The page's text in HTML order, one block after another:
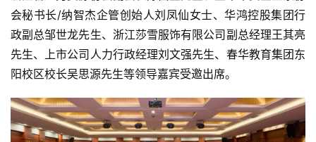
会秘书长/纳智杰企管创始人刘凤仙女士、华鸿控股集团行
政副总邹世龙先生、浙江莎雪服饰有限公司副总经理王其亮
先生、上市公司人力行政经理刘文强先生、春华教育集团东
阳校区校长吴思源先生等领导嘉宾受邀出席。